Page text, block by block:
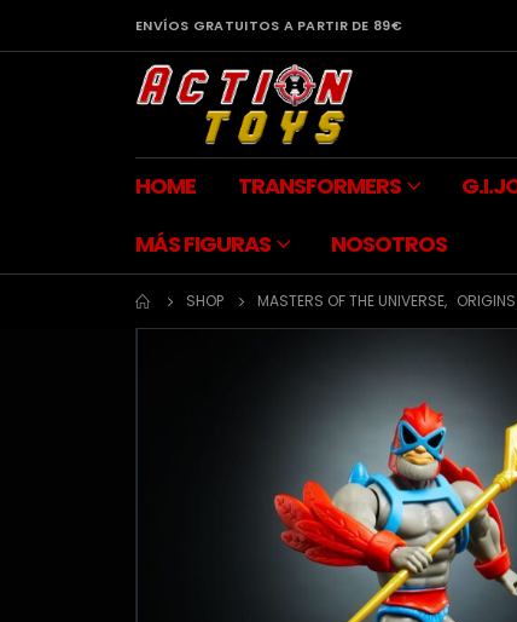
ENVÍOS GRATUITOS A PARTIR DE 89€
HOME TRANSFORMERS
MÁS FIGURAS
NOSOTROS
SHOP MASTERS OF THE UNIVERSE, ORIGINS